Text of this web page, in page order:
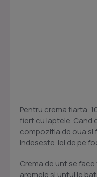
Pentru crema fiarta,
fiert cu laptele.
compozitia de oua si
indeseste. Iei de pe
Crema de unt se
aromele si untul le